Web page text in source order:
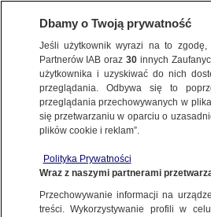
METEO
ŚWIAT
przez tsunami? Ekspert
30.07.2025, 15:04
Dbamy o Twoją prywatność
Jeśli użytkownik wyrazi na to
Partnerów IAB oraz30 innych
użytkownika i uzyskiwać do nich
przeglądania. Odbywa się to
przeglądania przechowywanych w
się przetwarzaniu w oparciu o
plików cookie i reklam”.
Polityka Prywatności
Wraz z naszymi partnerami
Przechowywanie informacji na
treści. Wykorzystywanie profili w